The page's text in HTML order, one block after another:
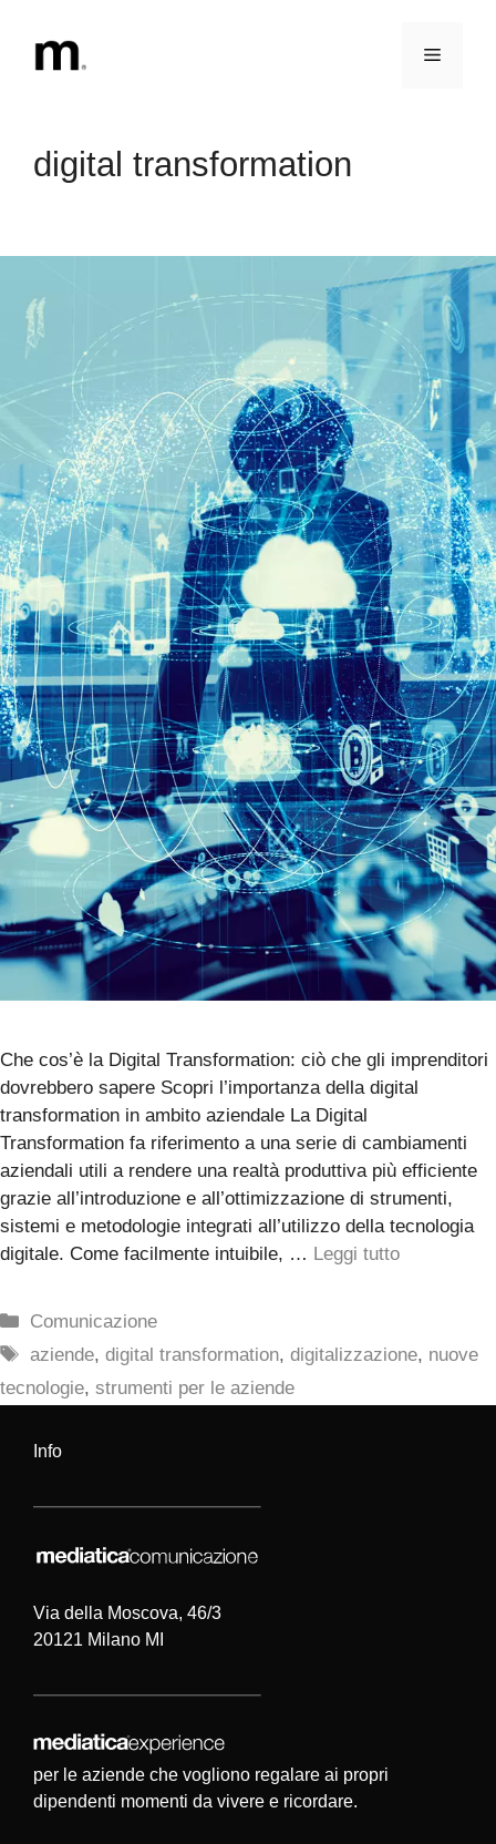
contenuto
Menu
digital transformation
Che cos’è la Digital Transformation: ciò che gli imprenditori
dovrebbero sapere Scopri l’importanza della digital
transformation in ambito aziendale La Digital
Transformation fa riferimento a una serie di cambiamenti
aziendali utili a rendere una realtà produttiva più efficiente
grazie all’introduzione e all’ottimizzazione di strumenti,
sistemi e metodologie integrati all’utilizzo della tecnologia
digitale. Come facilmente intuibile, … Leggi tutto
Categorie
Comunicazione
Tag
aziende,digital transformation,digitalizzazione, nuove
tecnologie, strumenti per le aziende
Info
Via della Moscova, 46/3
20121 Milano MI
per le aziende che vogliono regalare ai propri
dipendenti momenti da vivere e ricordare.